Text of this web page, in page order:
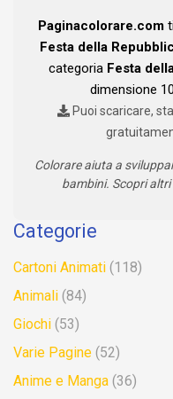
Paginacolorare.com
Festa della
categoria Festa
dimensione
Puoi scaricare,
Colorare aiuta a
bambini. Scopri
Categorie
Cartoni Animati (118)
Animali (84)
Giochi (53)
Varie Pagine (52)
Anime e Manga (36)